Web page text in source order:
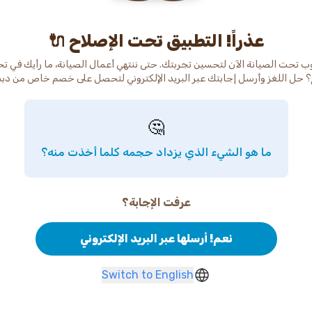
عذراً! التطبيق تحت الإصلاح 🔌
تحت الصيانة الآن لتحسين تجربتك. حتى ننتهي أعمال الصيانة، ما رأيك في
حل اللغز وأرسل إجابتك عبر البريد الإلكتروني لتحصل على خصم خاص من
🤔
ما هو الشيء الذي يزداد حجمه كلما أخذت منه؟
عرفت الإجابة؟
نعم! أرسلها عبر البريد الإلكتروني
Switch to English